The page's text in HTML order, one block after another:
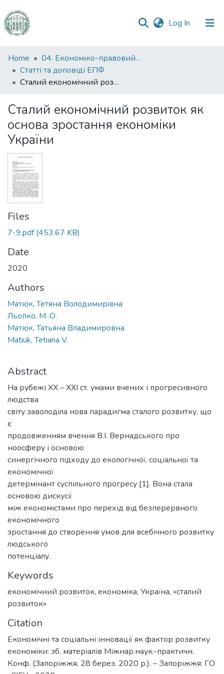
Log In (current)
Communities
&
Collections
Statistics
Home
04. Економіко-правовий факультет
Статті та доповіді ЕПФ
Сталий економічний розвиток як основа зростання економіки України
Сталий економічний розвиток як
основа зростання економіки
України
Files
7-9.pdf(453.67 KB)
Date
2020
Authors
Матюк, Тетяна Володимирiвна
Льопко, М. О.
Матюк, Татьяна Владимировна
Matiuk, Tetiana V.
Abstract
На рубежі ХХ – ХХІ ст. умами вчених і прогресивного
людства
світу заволоділа нова парадигма сталого розвитку, що
є
продовженням вчення В.І. Вернадського про
ноосферу і основою
синергічного підходу до екологічної, соціальної та
економічної
детермінант суспільного прогресу [1]. Вона стала
основою дискусії
між економістами про перехід від безперервного
економічного
зростання до створення умов для всебічного розвитку
людського
потенціалу.
Keywords
економічний розвиток, економіка, Україна, «сталий
розвиток»
Citation
Економічні та соціальні інновації як фактор розвитку
економіки: зб. матеріалів Міжнар.наук.-практичн.
Конф. (Запоріжжя, 28 берез. 2020 р.). – Запоріжжя: ГО